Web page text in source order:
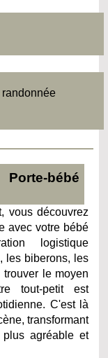
bébé
vous découvrez
avec votre bébé
logistique
les biberons, les
le moyen
tout-petit est
C'est là
transformant
agréable et